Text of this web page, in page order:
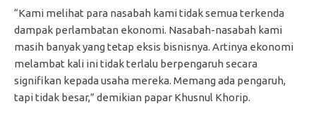
“Kami melihat para nasabah kami tidak semua terkenda
dampak perlambatan ekonomi. Nasabah-nasabah kami
masih banyak yang tetap eksis bisnisnya. Artinya ekonomi
melambat kali ini tidak terlalu berpengaruh secara
signifikan kepada usaha mereka. Memang ada pengaruh,
tapi tidak besar,” demikian papar Khusnul Khorip.